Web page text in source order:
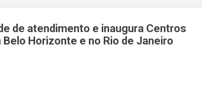
de atendimento e inaugura Centros
Horizonte e no Rio de Janeiro